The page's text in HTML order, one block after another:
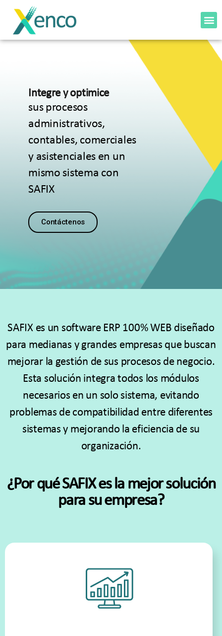
Integre y optimice
sus procesos
administrativos,
contables, comerciales
y asistenciales en un
mismo sistema con
SAFIX
Contáctenos
SAFIX es un software ERP 100% WEB diseñado
para medianas y grandes empresas que buscan
mejorar la gestión de sus procesos de negocio.
Esta solución integra todos los módulos
necesarios en un solo sistema, evitando
problemas de compatibilidad entre diferentes
sistemas y mejorando la eficiencia de su
organización.
¿Por qué SAFIX es la mejor solución
para su empresa?